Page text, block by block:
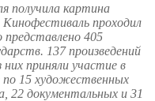
получила картина
проходил
405
137 произведений
приняли участие в
по 15 художественных
22 документальных и 31